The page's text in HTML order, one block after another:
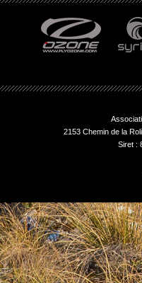
2153 Chemin de la
Siret :